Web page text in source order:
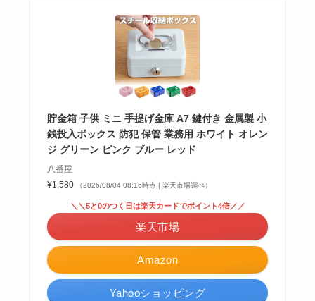
貯金箱 子供 ミニ 手提げ金庫 A7 鍵付き 金属製 小
銭投入ボックス 防犯 保管 業務用 ホワイト オレン
ジ グリーン ピンク ブルー レッド
八番屋
¥1,580
（2026/08/04 08:16時点 | 楽天市場調べ）
Amazon
＼＼5と0のつく日は楽天カードでポイント4倍／／
楽天市場
Yahooショッピング